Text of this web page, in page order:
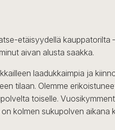
etäisyydellä kauppatorilta
aivan alusta saakka.
laadukkaimpia ja
tilaan. Olemme
toiselle.
kolmen sukupolven aikana